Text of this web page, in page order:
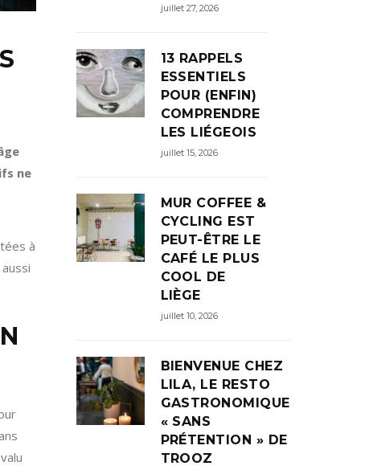
ne
à
juillet 27, 2026
13 RAPPELS
ESSENTIELS
POUR (ENFIN)
COMPRENDRE
LES LIÉGEOIS
juillet 15, 2026
MUR COFFEE &
CYCLING EST
PEUT-ÊTRE LE
CAFÉ LE PLUS
COOL DE
LIÈGE
juillet 10, 2026
BIENVENUE CHEZ
LILA, LE RESTO
GASTRONOMIQUE
« SANS
PRÉTENTION » DE
TROOZ